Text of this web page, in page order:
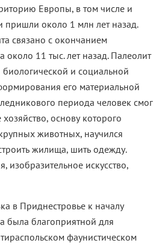
Европы, в том числе и
пришли около 1 млн лет назад.
связано с окончанием
около 11 тыс. лет назад. Палеолит
и социальной
его материальной
периода человек смог
основу которого
животных, научился
жилища, шить одежду.
изобразительное искусство,
в Приднестровье к началу
была благоприятной для
фаунистическом